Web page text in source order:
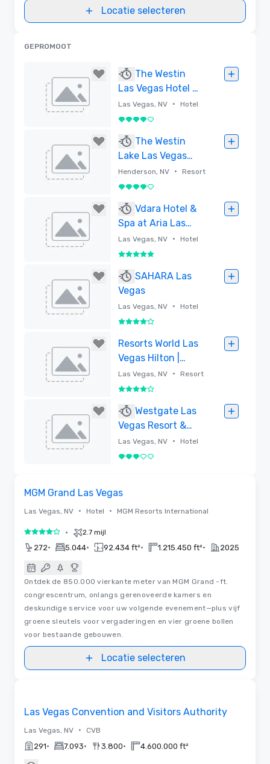
Locatie selecteren
GEPROMOOT
The Westin
Las Vegas Hotel &
Spa
Las Vegas, NV • Hotel
4 van 5
The Westin
Lake Las Vegas
Resort & Spa
Henderson, NV • Resort
4 van 5
Vdara Hotel &
Spa at Aria Las
Vegas
Las Vegas, NV • Hotel
5 van 5
SAHARA Las
Vegas
Las Vegas, NV • Hotel
4 van 5
Resorts World Las
Vegas Hilton |
Conrad |
Crockfords
Las Vegas, NV • Resort
4 van 5
Westgate Las
Vegas Resort &
Casino
Las Vegas, NV • Hotel
3 van 5
MGM Grand Las Vegas
Las Vegas, NV • Hotel • MGM Resorts International
4 van 5 • 2.7 mijl
272• 5.044• 92.434 ft²• 1.215.450 ft²• 2025
Ontdek de 850.000 vierkante meter van MGM Grand -ft.
congrescentrum, onlangs gerenoveerde kamers en
deskundige service voor uw volgende evenement—plus vijf
groene sleutels voor vergaderingen en vier groene bollen
voor bestaande gebouwen.
Locatie selecteren
Las Vegas Convention and Visitors Authority
Las Vegas, NV • CVB
291• 7.093• 3.800• 4.600.000 ft²